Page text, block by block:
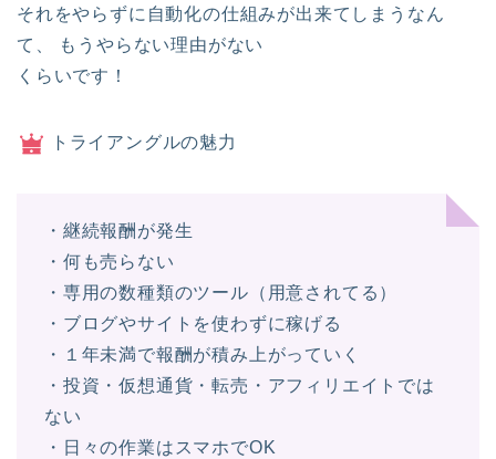
それをやらずに自動化の仕組みが出来てしまうなん
て、 もうやらない理由がない
くらいです！
トライアングルの魅力
・継続報酬が発生
・何も売らない
・専用の数種類のツール（用意されてる）
・ブログやサイトを使わずに稼げる
・１年未満で報酬が積み上がっていく
・投資・仮想通貨・転売・アフィリエイトでは
ない
・日々の作業はスマホでOK